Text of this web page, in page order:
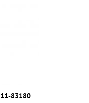
11-83180